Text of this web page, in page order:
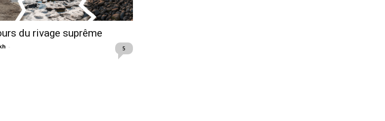
du rivage suprême
- 5